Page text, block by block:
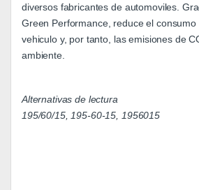
diversos fabricantes de automoviles.
Green Performance, reduce el
vehiculo y, por tanto, las emisiones de
ambiente.
Alternativas de lectura
195/60/15, 195-60-15, 1956015